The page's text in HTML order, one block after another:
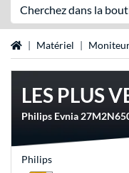
Page d'accueil
Matériel
LES PLUS
Philips Evnia
Philips